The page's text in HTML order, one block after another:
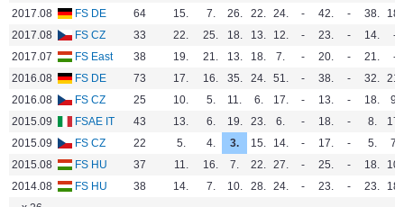
2017.08
FS DE 64 15. 7. 26. 22. 24. - 42. - 38.
18.
2017.08
FS CZ 33 22. 25. 18. 13. 12. - 23. - 14.
-
2017.07
FS East 38 19. 21. 13. 18. 7. - 20. - 21.
-
2016.08
FS DE 73 17. 16. 35. 24. 51. - 38. - 32.
21.
2016.08
FS CZ 25 10. 5. 11. 6. 17. - 13. - 18.
9.
2015.09
FSAE IT 43 13. 6. 19. 23. 6. - 18. - 8.
17.
2015.09
FS CZ 22 5. 4. 3. 15. 14. - 17. - 5.
7.
2015.08
FS HU 37 11. 16. 7. 22. 27. - 25. - 18.
10.
2014.08
FS HU 38 14. 7. 10. 28. 24. - 23. - 23.
18.